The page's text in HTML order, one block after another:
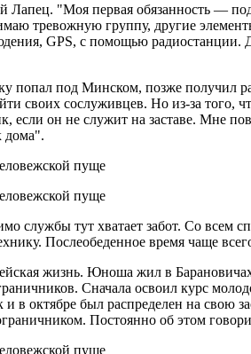
Лапец. "Моя первая обязанность —
тревожную группу, другие
GPS, с помощью
попал под Минском, позже получил
своих сослуживцев. Но из-за
если он не служит на заставе. Мне
дома".
службы тут хватает забот. Со всем
Послеобеденное время чаще
жизнь. Юноша жил в
Сначала освоил курс
в октябре был распределен на
Постоянно об этом